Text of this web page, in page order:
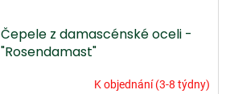
Čepele z damascénské oceli -
"Rosendamast"
K objednání (3-8 týdny)